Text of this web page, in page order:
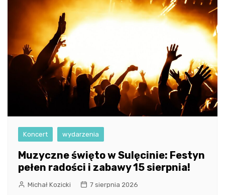
Koncert wydarzenia
Muzyczne święto w Sulęcinie: Festyn
pełen radości i zabawy 15 sierpnia!
Michał Kozicki 7 sierpnia 2026